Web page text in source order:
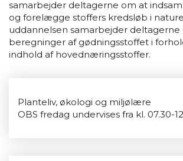
samarbejder deltagerne om at
og forelægge stoffers kredsløb i
uddannelsen samarbejder
beregninger af gødningsstoffet i
indhold af hovednæringsstoffer.
Planteliv, økologi og miljølære
OBS fredag undervises fra kl. 07.30-